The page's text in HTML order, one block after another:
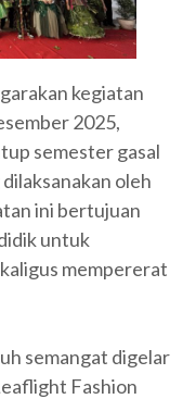
kegiatan
2025,
semester gasal
oleh
ini bertujuan
untuk
mempererat
semangat digelar
Fashion